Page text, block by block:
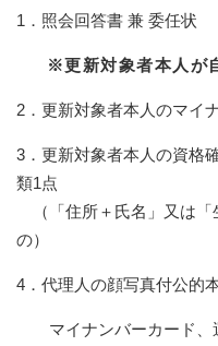
1．照会回答書 兼 委任状
※更新対象者本人が自
2．更新対象者本人のマイ
3．更新対象者本人の資格
類1点
（「住所＋氏名」又は「
の）
4．代理人の顔写真付公的
マイナンバーカード、